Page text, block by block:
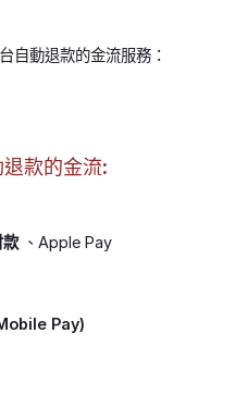
自動退款的金流服務：
款的金流:
款、Apple Pay
Pay)